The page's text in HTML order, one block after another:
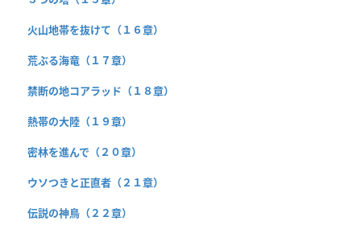
火山地帯を抜けて（１６章）
荒ぶる海竜（１７章）
禁断の地コアラッド（１８章）
熱帯の大陸（１９章）
密林を進んで（２０章）
ウソつきと正直者（２１章）
伝説の神鳥（２２章）